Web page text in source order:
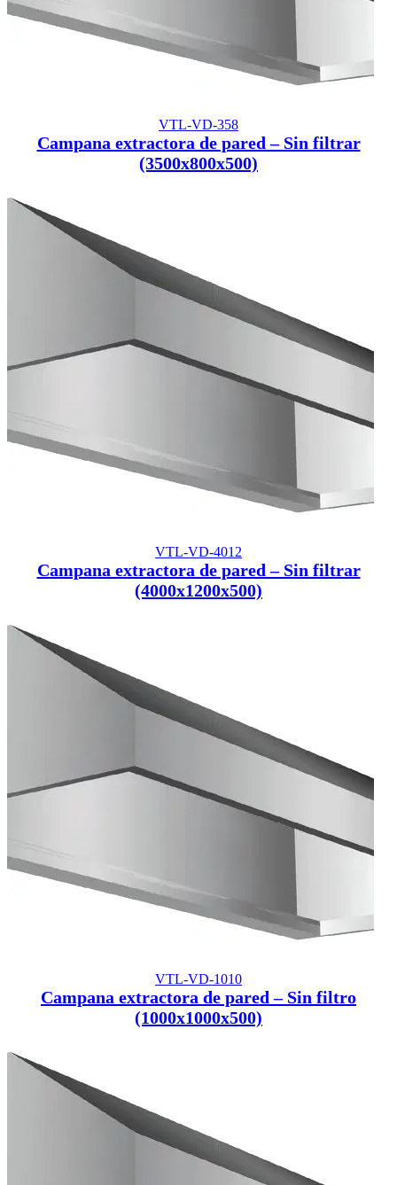
VTL-VD-358
Campana extractora de pared – Sin filtrar
(3500x800x500)
VTL-VD-4012
Campana extractora de pared – Sin filtrar
(4000x1200x500)
VTL-VD-1010
Campana extractora de pared – Sin filtro
(1000x1000x500)